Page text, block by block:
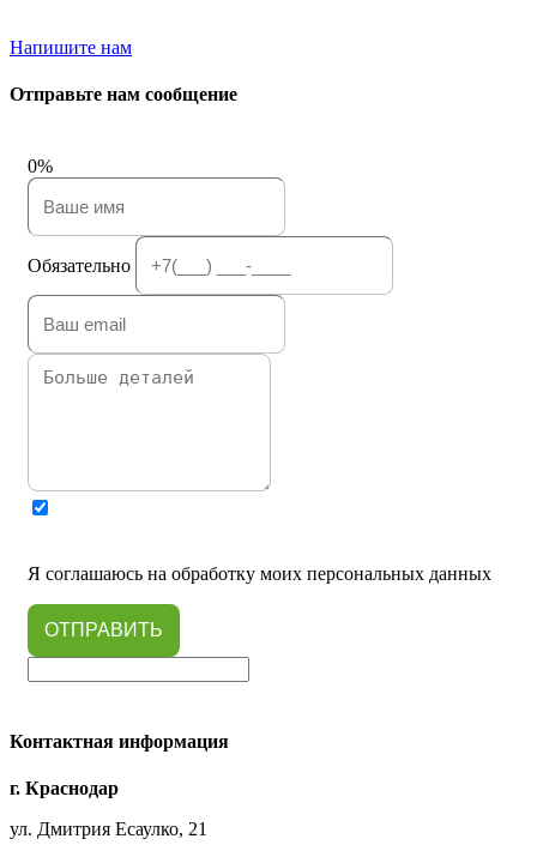
Напишите нам
Отправьте нам сообщение
0%
Обязательно
Я соглашаюсь на обработку моих персональных данных
ОТПРАВИТЬ
Контактная информация
г. Краснодар
ул. Дмитрия Есаулко, 21